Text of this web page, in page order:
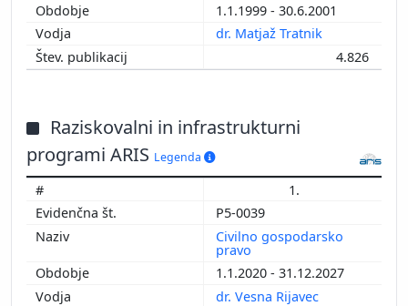
1.1.1999 - 30.6.2001
dr. Matjaž Tratnik
4.826
Raziskovalni in infrastrukturni
programi ARIS Legenda
1.
P5-0039
Civilno gospodarsko
pravo
1.1.2020 - 31.12.2027
dr. Vesna Rijavec